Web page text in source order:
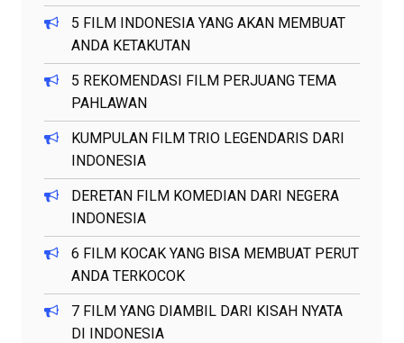
5 FILM INDONESIA YANG AKAN MEMBUAT
ANDA KETAKUTAN
5 REKOMENDASI FILM PERJUANG TEMA
PAHLAWAN
KUMPULAN FILM TRIO LEGENDARIS DARI
INDONESIA
DERETAN FILM KOMEDIAN DARI NEGERA
INDONESIA
6 FILM KOCAK YANG BISA MEMBUAT PERUT
ANDA TERKOCOK
7 FILM YANG DIAMBIL DARI KISAH NYATA
DI INDONESIA